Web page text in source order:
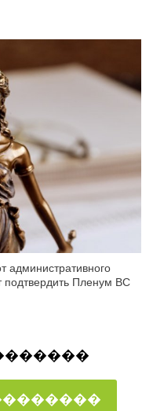
административного
подтвердить Пленум ВС